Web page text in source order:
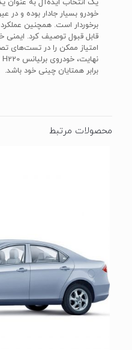
یک انتخاب ایده‌آل به عنوان
خودرو بسیار جادار بوده و در
برخوردار است. همچنین
قابل قبول توصیف کرد. ایمنی
برابر همتایان چینی خود باشد.
محصولات مرتبط